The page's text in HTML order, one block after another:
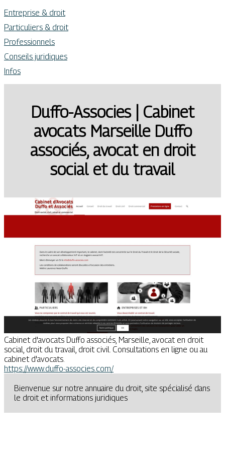
Entreprise & droit
Particuliers & droit
Professionnels
Conseils juridiques
Infos
Duffo-Associes | Cabinet
avocats Marseille Duffo
associés, avocat en droit
social et du travail
Cabinet d'avocats Duffo associés, Marseille, avocat en droit
social, droit du travail, droit civil. Consultations en ligne ou au
cabinet d'avocats.
https://www.duffo-associes.com/
Bienvenue sur notre annuaire du droit, site spécialisé dans
le droit et informations juridiques